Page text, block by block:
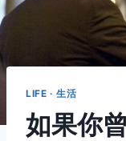
LIFE · 生活
如果你